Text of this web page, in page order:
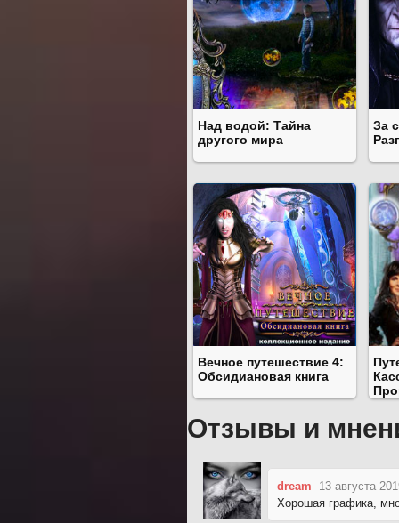
Над водой: Тайна
другого мира
За
Вечное путешествие 4:
Обсидиановая книга
Отзывы и
dream
13 августа
Хорошая графика,